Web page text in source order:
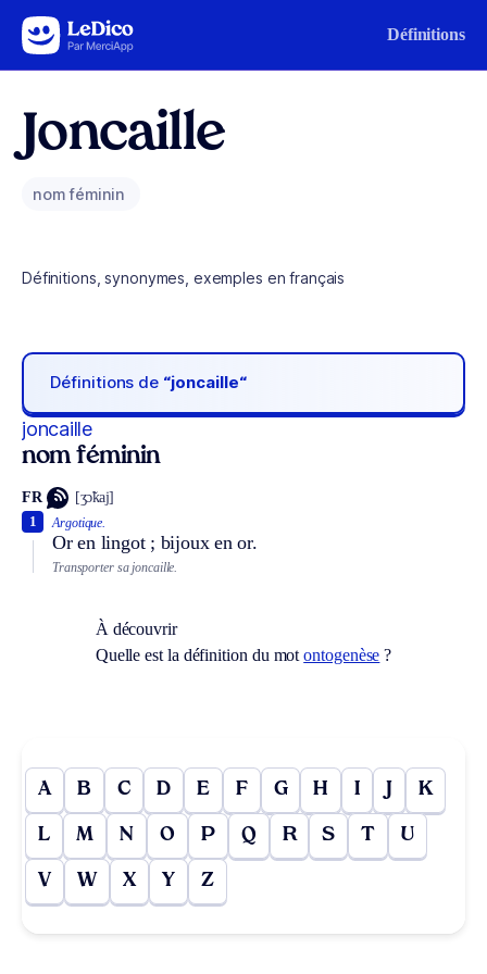
Aller au contenu Définitions
Joncaille
nom féminin
Définitions, synonymes, exemples en français
Définitions de “joncaille“
joncaille
nom féminin
FR [ʒɔ̃kaj]
Argotique.
Or en lingot ; bijoux en or.
1
Transporter sa joncaille.
À découvrir
Quelle est la définition du motontogenèse ?
A B C D E F G H I J K
L M N O P Q R S T U
V W X Y Z